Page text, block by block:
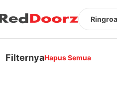
FilternyaHapus Semua